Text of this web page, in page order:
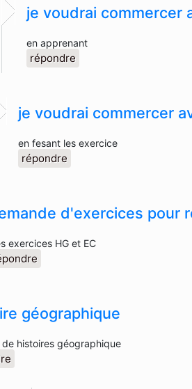
je voudrai commercer
en apprenant
répondre
je voudrai commercer
en fesant les exercice
répondre
d'exercices pour
exercices HG et EC
géographique
de histoires géographique